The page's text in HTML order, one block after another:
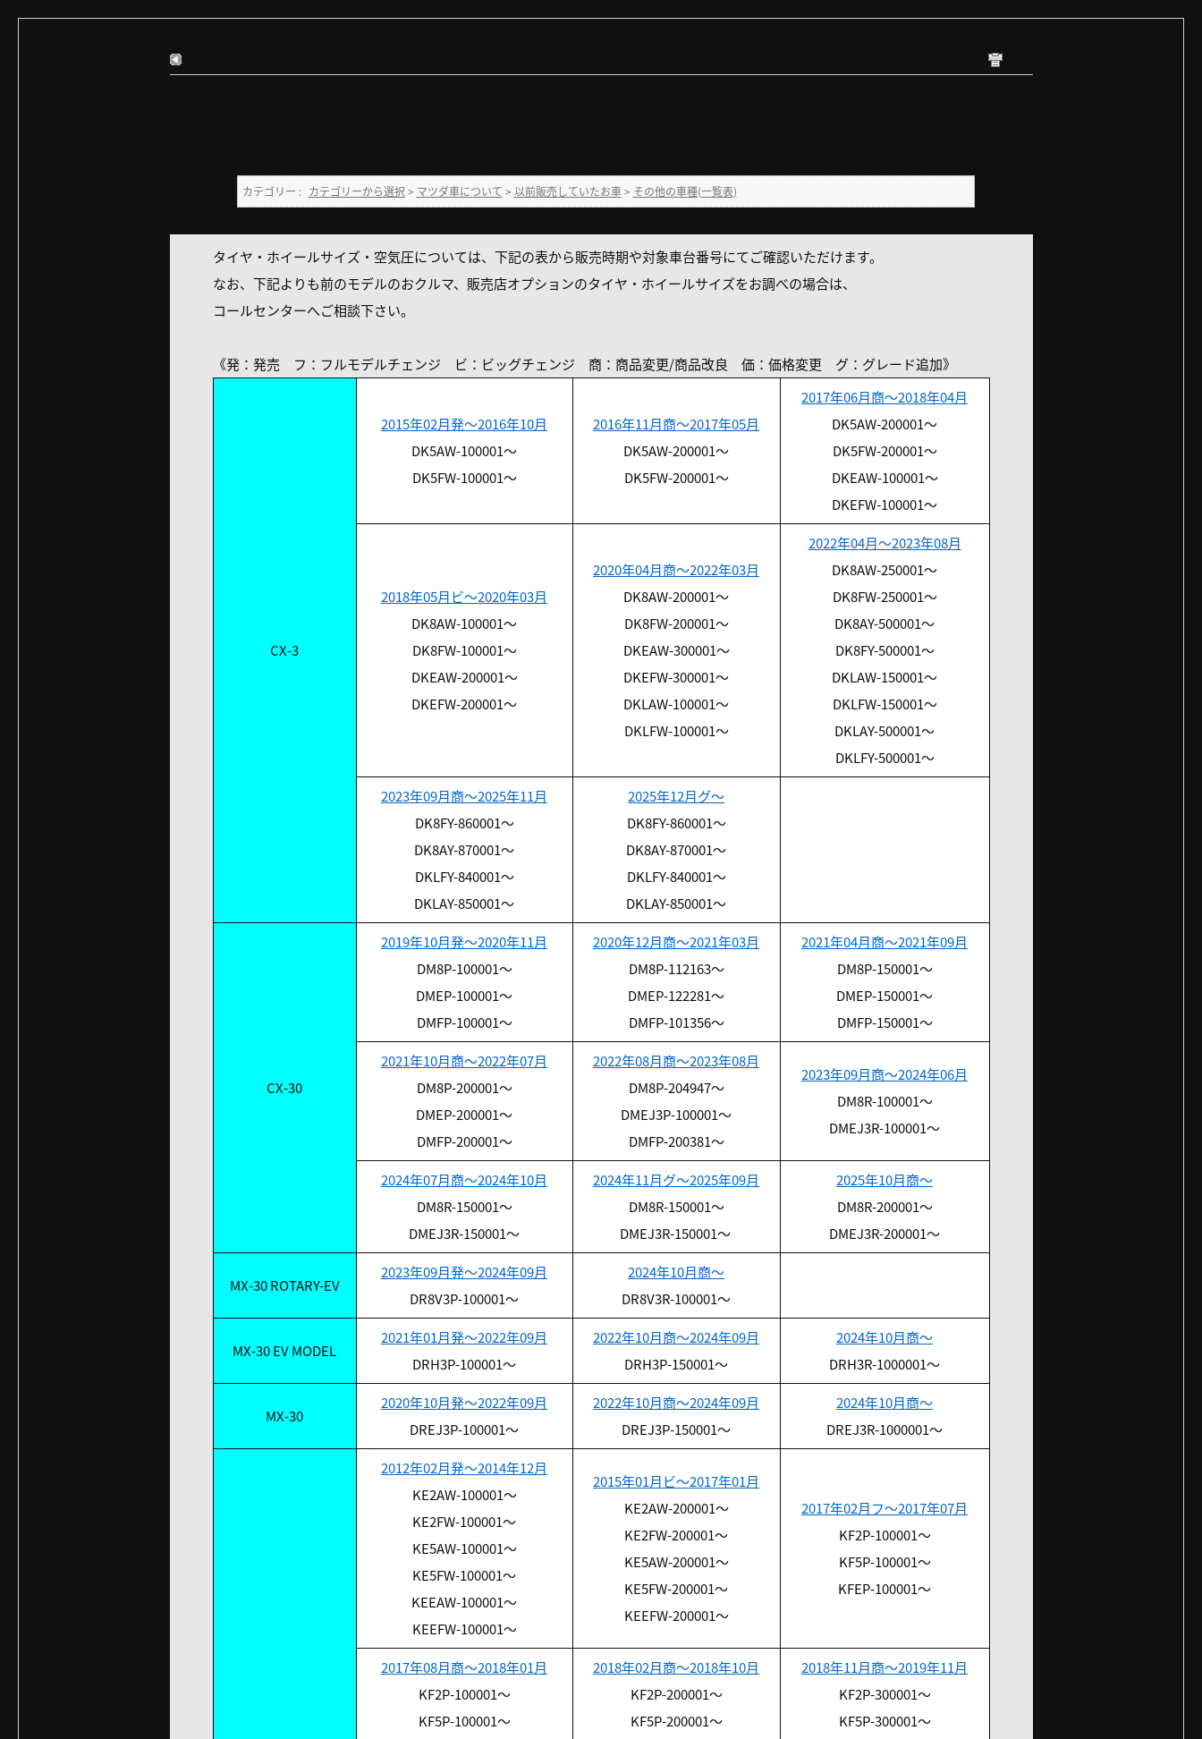
カテゴリー : カテゴリーから選択 > マツダ車について > 以前販売していたお車> その他の車種(一覧表)
タイヤ・ホイールサイズ・空気圧については、下記の表から販売時期や対象車台番号にてご確認いただけます。
なお、下記よりも前のモデルのおクルマ、販売店オプションのタイヤ・ホイールサイズをお調べの場合は、
コールセンターへご相談下さい。
《発：発売 フ：フルモデルチェンジ ビ：ビッグチェンジ 商：商品変更/商品改良 価：価格変更 グ：グレード追加》
CX-3
2015年02月発～2016年10月
DK5AW-100001～
DK5FW-100001～
2016年11月商～2017年05月
DK5AW-200001～
DK5FW-200001～
2017年06月商～2018年04月
DK5AW-200001～
DK5FW-200001～
DKEAW-100001～
DKEFW-100001～
2018年05月ビ～2020年03月
DK8AW-100001～
DK8FW-100001～
DKEAW-200001～
DKEFW-200001～
2020年04月商～2022年03月
DK8AW-200001～
DK8FW-200001～
DKEAW-300001～
DKEFW-300001～
DKLAW-100001～
DKLFW-100001～
2022年04月～2023年08月
DK8AW-250001～
DK8FW-250001～
DK8AY-500001～
DK8FY-500001～
DKLAW-150001～
DKLFW-150001～
DKLAY-500001～
DKLFY-500001～
2023年09月商～2025年11月
DK8FY-860001～
DK8AY-870001～
DKLFY-840001～
DKLAY-850001～
2025年12月グ～
DK8FY-860001～
DK8AY-870001～
DKLFY-840001～
DKLAY-850001～
CX-30
2019年10月発～2020年11月
DM8P-100001～
DMEP-100001～
DMFP-100001～
2020年12月商～2021年03月
DM8P-112163～
DMEP-122281～
DMFP-101356～
2021年04月商～2021年09月
DM8P-150001～
DMEP-150001～
DMFP-150001～
2021年10月商～2022年07月
DM8P-200001～
DMEP-200001～
DMFP-200001～
2022年08月商～2023年08月
DM8P-204947～
DMEJ3P-100001～
DMFP-200381～
2023年09月商～2024年06月
DM8R-100001～
DMEJ3R-100001～
2024年07月商～2024年10月
DM8R-150001～
DMEJ3R-150001～
2024年11月グ～2025年09月
DM8R-150001～
DMEJ3R-150001～
2025年10月商～
DM8R-200001～
DMEJ3R-200001～
MX-30 ROTARY-EV
2023年09月発～2024年09月
DR8V3P-100001～
2024年10月商～
DR8V3R-100001～
MX-30 EV MODEL
2021年01月発～2022年09月
DRH3P-100001～
2022年10月商～2024年09月
DRH3P-150001～
2024年10月商～
DRH3R-1000001～
MX-30
2020年10月発～2022年09月
DREJ3P-100001～
2022年10月商～2024年09月
DREJ3P-150001～
2024年10月商～
DREJ3R-1000001～
2012年02月発～2014年12月
KE2AW-100001～
KE2FW-100001～
KE5AW-100001～
KE5FW-100001～
KEEAW-100001～
KEEFW-100001～
2015年01月ビ～2017年01月
KE2AW-200001～
KE2FW-200001～
KE5AW-200001～
KE5FW-200001～
KEEFW-200001～
2017年02月フ～2017年07月
KF2P-100001～
KF5P-100001～
KFEP-100001～
2017年08月商～2018年01月
KF2P-100001～
KF5P-100001～
2018年02月商～2018年10月
KF2P-200001～
KF5P-200001～
2018年11月商～2019年11月
KF2P-300001～
KF5P-300001～